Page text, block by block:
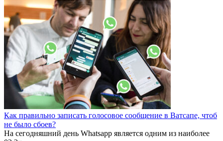
Как правильно записать голосовое сообщение в Ватсапе, чтоб
не было сбоев?
На сегодняшний день Whatsapp является одним из наиболее